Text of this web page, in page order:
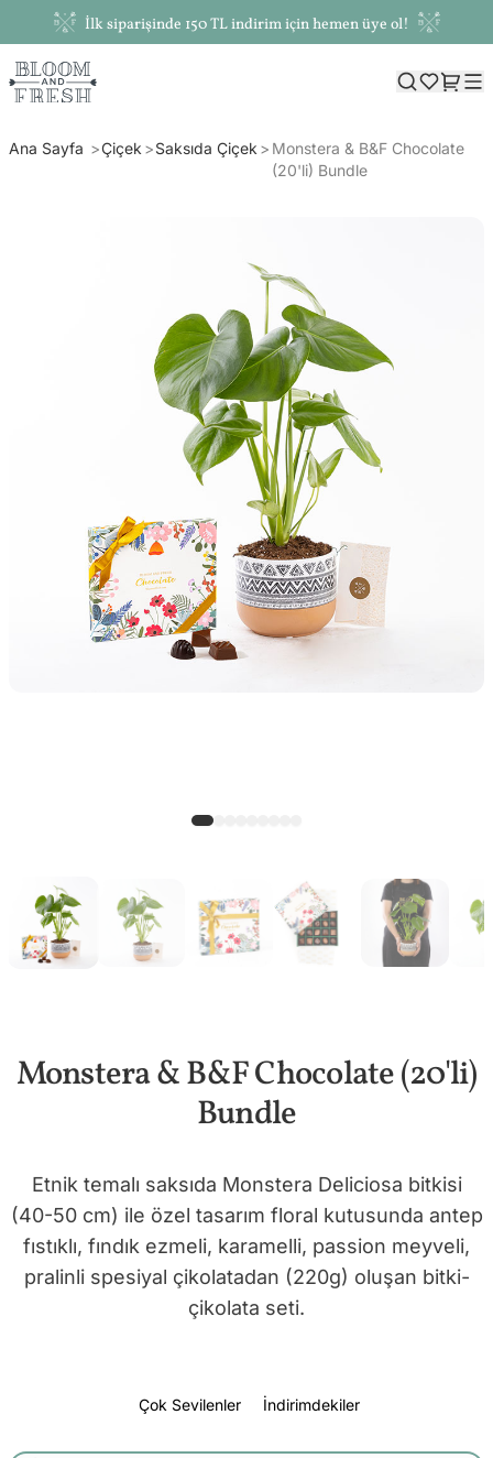
İlk siparişinde 150 TL indirim için hemen üye ol!
Ana Sayfa Çiçek Saksıda Çiçek
Monstera & B&F Chocolate
(20'li) Bundle
Monstera & B&F Chocolate (20'li)
Bundle
Etnik temalı saksıda Monstera Deliciosa bitkisi
(40-50 cm) ile özel tasarım floral kutusunda antep
fıstıklı, fındık ezmeli, karamelli, passion meyveli,
pralinli spesiyal çikolatadan (220g) oluşan bitki-
çikolata seti.
Çok Sevilenler İndirimdekiler